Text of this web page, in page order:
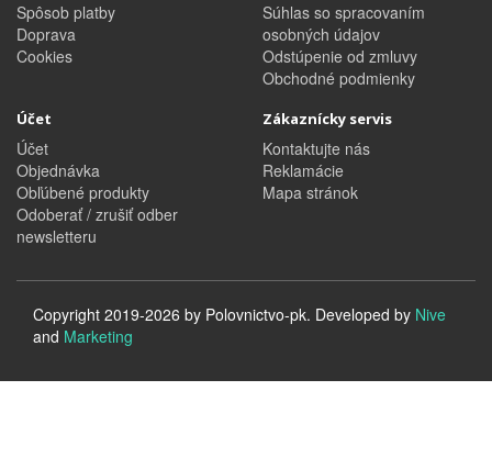
Spôsob platby
Doprava
Cookies
Súhlas so spracovaním
osobných údajov
Odstúpenie od zmluvy
Obchodné podmienky
Účet
Účet
Objednávka
Obľúbené produkty
Odoberať / zrušiť odber
newsletteru
Zákaznícky servis
Kontaktujte nás
Reklamácie
Mapa stránok
Copyright 2019-2026 by Polovnictvo-pk. Developed by Nive
and Marketing